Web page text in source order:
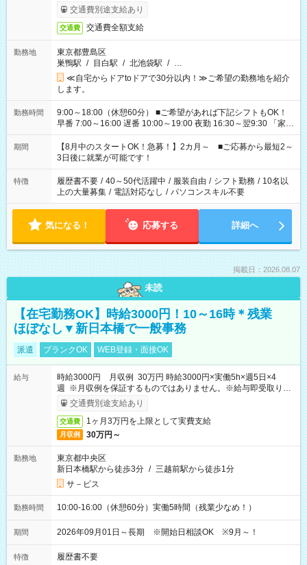
交通費別途支給あり
交通費 交通費全額支給
勤務地
東京都豊島区
巣鴨駅 / 目白駅 / 北池袋駅 / …
≪自宅からドアtoドアで30分以内！≫ご希望の勤務地を紹介
します。
勤務時間
9:00～18:00（休憩60分） ■ご希望があれば下記シフトもOK！
早番 7:00～16:00 遅番 10:00～19:00 夜勤 16:30～翌9:30 「家族
と休みを合わせたい」 「余裕を持って夕飯の準備がしたい」
「できれば残業はしたくない」 など、ご希望を教えてください
ね。 ※Wワーク希望の方へ 今ご覧のお仕事で希望する勤務時間
と、もう1つのお仕事の勤務時間。 合計で週40時間を超える場
合は応募できません。
期間
【8月中のスタートOK！急募！】2カ月～ ■ご応募から最短2～
3日後に就業が可能です！
特徴 履歴書不要 / 40～50代活躍中 / 服装自由 / シフト勤務 / 10名以
上の大量募集 / 電話対応なし / パソコンスキル不要
気になる！ 応募する 詳細へ
掲載日：2026.08.07
未読
【在宅勤務OK】時給3000円！10～16時＊残業
ほぼなし▼新日本橋で一般事務
派遣 ブランクOK WEB登録・面接OK
給与
時給3000円 月収例 30万円 時給3000円×実働5h×週5日×4
週 ※月収例を保証するものではありません。※給与即受取りサ
ービス利用可（利用条件有）
交通費別途支給あり
交通費 1ヶ月3万円を上限として実費支給
月収例 30万円～
勤務地
東京都中央区
新日本橋駅から徒歩3分 / 三越前駅から徒歩1分
サ－ビス
勤務時間 10:00-16:00（休憩60分）実働5時間（残業少なめ！）
期間 2026年09月01日～長期 ※開始日相談OK ※9月～！
特徴 履歴書不要